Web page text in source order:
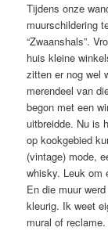
Tijdens onze
muurschildering
“Zwaanshals”.
huis kleine
zitten er nog wel
merendeel van
begon met een
uitbreidde. Nu is
op kookgebied
(vintage) mode,
whisky. Leuk om
En die muur
kleurig. Ik weet
mural of